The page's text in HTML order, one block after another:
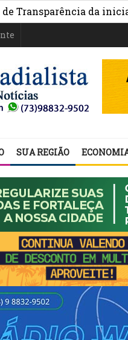
da iniciativa
SUA REGIÃO